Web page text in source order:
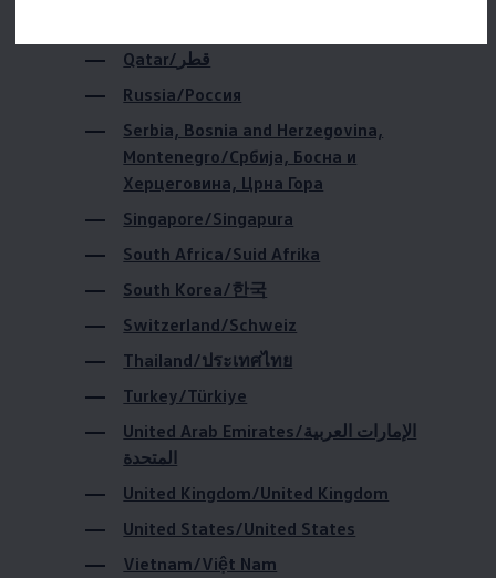
Vorgängermodelle
Kundeninformationen
Volkswagen Kundenbetreuung
Warn- und Kontrollleuchten
Assistenzsysteme
Digitale Betriebsanleitung
Live Beratung
Magazin
Lifestyle
Transport
Familie
Elektromobilität
Volkswagen R
Volkswagen Kundenbetreuung
Qatar/قطر
Russia/Россия
Serbia, Bosnia and Herzegovina,
Montenegro/Србија, Босна и
Херцеговина, Црна Гора
Singapore/Singapura
South Africa/Suid Afrika
South Korea/한국
Switzerland/Schweiz
Thailand/ประเทศไทย
Turkey/Türkiye
United Arab Emirates/الإمارات العربية
المتحدة
United Kingdom/United Kingdom
United States/United States
Vietnam/Việt Nam